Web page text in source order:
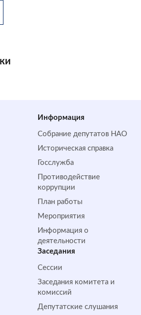
Информация
Собрание депутатов НАО
Историческая справка
Госслужба
Противодействие
коррупции
План работы
Мероприятия
Информация о
деятельности
Заседания
Сессии
Заседания комитета и
комиссий
Депутатские слушания